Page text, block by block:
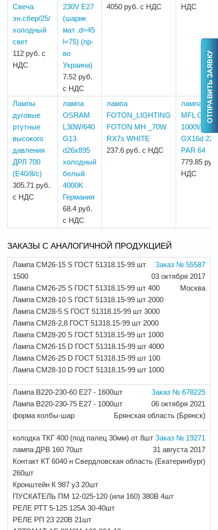
Свеча
эн.сбер/25/
холодный
свет
112 руб. с
НДС
230V E27
(шарик
мат .d=45
l=75) (пр-
во
Украина)
7.52 руб.
с НДС
4050 руб. с НДС
НДС
Лампы
дуговые
ртутные
высокого
давления
ДРЛ 700
(Е40/8/с)
305.71 руб.
с НДС
лампа
OSRAM
L30W/640
G13
d26x895
холодный
белый
4000K
Германия
68.4 руб.
с НДС
лампа
FOTON_LIGHTING
FOTON MH _70W
RX7s WHITE
237.6 руб. с НДС
лампа
MFL CP/62
1000W
GX16d 22/
PAR 64
779.85
НДС
ЗАКАЗЫ С АНАЛОГИЧНОЙ ПРОДУКЦИЕЙ
Заказ № 55587
03 октября 2017
Москва
Лампа СМ26-15 S ГОСТ 51318.15-99 шт
1500
Лампа СМ26-25 S ГОСТ 51318.15-99 шт 400
Лампа СМ28-10 S ГОСТ 51318.15-99 шт 2000
Лампа СМ28-5 S ГОСТ 51318.15-99 шт 3000
Лампа СМ28-2,8 ГОСТ 51318.15-99 шт 2000
Лампа СМ28-20 S ГОСТ 51318.15-99 шт 1000
Лампа СМ26-15 D ГОСТ 51318.15-99 шт 4000
Лампа СМ26-25 D ГОСТ 51318.15-99 шт 100
Лампа СМ28-10 D ГОСТ 51318.15-99 шт 1000
Заказ № 678225
06 октября 2021
Брянская область (Брянск)
Лампа В220-230-60 Е27 - 1600шт
Лампа В220-230-75 Е27 - 1000шт
форма колбы-шар
Заказ № 19271
31 августа 2017
Свердловская область (Екатеринбург)
колодка ТКГ 400 (под палец 30мм) от 8шт
лампа ДРВ 160 70шт
Контакт КТ 6040 н
260шт
Кронштейн К 987 у3 20шт
ПУСКАТЕЛЬ ПМ 12-025-120 (или 160) 380В 4шт
РЕЛЕ РТТ 5-125 125А 30-40шт
РЕЛЕ РП 23 220В 21шт